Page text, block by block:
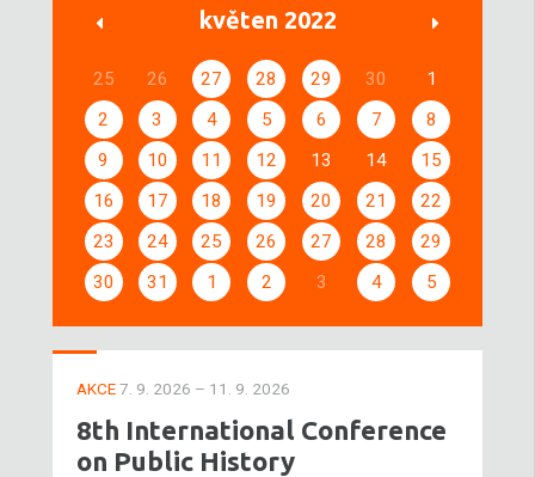
květen 2022
25 26 27 28 29 30
1
2
3 4 5 6 7
8
9
10 11 12 13 14
15
16
17 18 19 20 21
22
23
24 25 26 27 28
29
30
31 1 2 3 4 5
AKCE7. 9. 2026 – 11. 9. 2026
8th International Conference
on Public History